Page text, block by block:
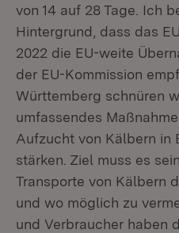
von 14 auf 28 Tage. Ich
Hintergrund, dass das
2022 die EU-weite
der EU-Kommission
Württemberg schnüren
umfassendes
Aufzucht von Kälbern in
stärken. Ziel muss es
Transporte von Kälbern
und wo möglich zu
und Verbraucher haben